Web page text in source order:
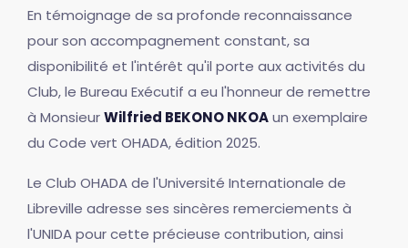
En témoignage de sa profonde reconnaissance
pour son accompagnement constant, sa
disponibilité et l'intérêt qu'il porte aux activités du
Club, le Bureau Exécutif a eu l'honneur de remettre
à MonsieurWilfried BEKONO NKOAun exemplaire
du Code vert OHADA, édition 2025.
Le Club OHADA de l'Université Internationale de
Libreville adresse ses sincères remerciements à
l'UNIDA pour cette précieuse contribution, ainsi